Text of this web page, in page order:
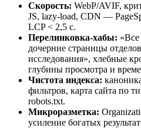
Скорость: WebP/AVIF,
JS, lazy-load, CDN —
LCP < 2,5 c.
Перелинковка-хабы:
дочерние страницы
исследования», хлебные
глубины просмотра и
Чистота индекса:
фильтров, карта сайта по
robots.txt.
Микроразметка:
усиление богатых